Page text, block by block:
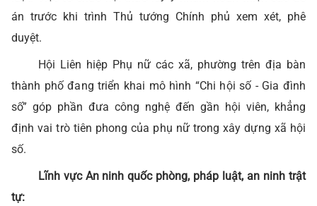
án trước khi trình Thủ tướng Chính phủ xem xét, phê
duyệt.
Hội Liên hiệp Phụ nữ các xã, phường trên địa bàn
thành phố đang triển khai mô hình “Chi hội số - Gia đình
số” góp phần đưa công nghệ đến gần hội viên, khẳng
định vai trò tiên phong của phụ nữ trong xây dựng xã hội
số.
Lĩnh vực An ninh quốc phòng, pháp luật, an ninh trật
tự: